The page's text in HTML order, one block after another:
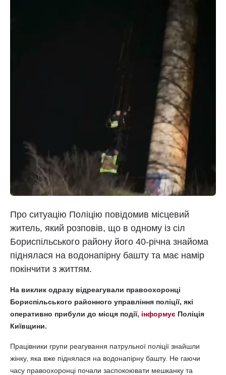
Про ситуацію Поліцію повідомив місцевий
житель, який розповів, що в одному із сіл
Бориспільського району його 40-річна знайома
піднялася на водонапірну башту та має намір
покінчити з життям.
На виклик одразу відреагували правоохоронці
Бориспільського районного управління поліції, які
оперативно прибули до місця події, інформує Поліція
Київщини.
Працівники групи реагування патрульної поліції знайшли
жінку, яка вже піднялася на водонапірну башту. Не гаючи
часу правоохоронці почали заспокоювати мешканку та